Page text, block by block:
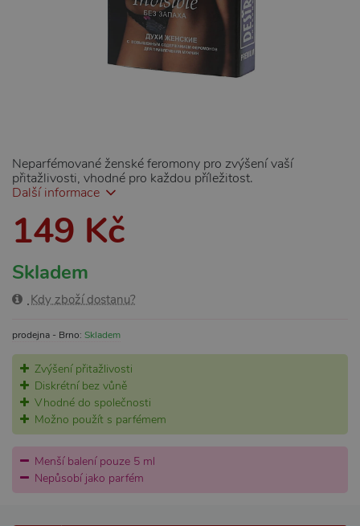
Neparfémované ženské feromony pro zvýšení vaší
přitažlivosti, vhodné pro každou příležitost.
Další informace
149 Kč
Skladem
Kdy zboží dostanu?
prodejna - Brno: Skladem
Zvýšení přitažlivosti
Diskrétní bez vůně
Vhodné do společnosti
Možno použít s parfémem
Menší balení pouze 5 ml
Nepůsobí jako parfém